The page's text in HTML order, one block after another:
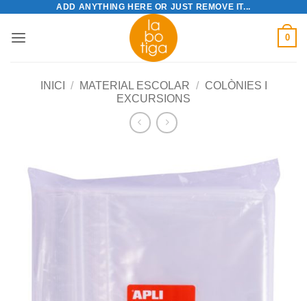
content
ADD ANYTHING HERE OR JUST REMOVE IT...
0
INICI / MATERIAL ESCOLAR /
COLÒNIES I
EXCURSIONS